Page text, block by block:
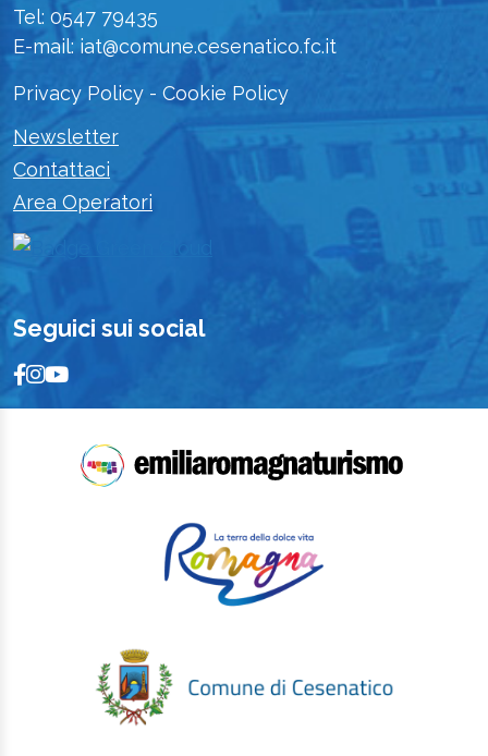
Tel: 0547 79435
E-mail: iat@comune.cesenatico.fc.it
Privacy Policy - Cookie Policy
Newsletter
Contattaci
Area Operatori
Seguici sui social